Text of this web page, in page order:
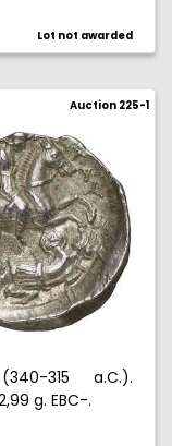
Lot not awarded
Auction 225-1
315 a.C.).
g. EBC-.